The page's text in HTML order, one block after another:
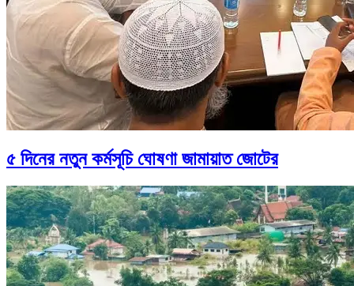
৫ দিনের নতুন কর্মসূচি ঘোষণা জামায়াত জোটের